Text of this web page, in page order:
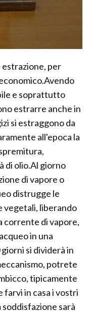
estrazione, per
e soprattutto
estrarre anche in
si estraggono da
all'epoca la
di olio.Al giorno
di vapore o
distrugge le
vegetali, liberando
corrente di vapore,
in una
si dividerà in
potrete
tipicamente
farvi in casa i vostri
sarà